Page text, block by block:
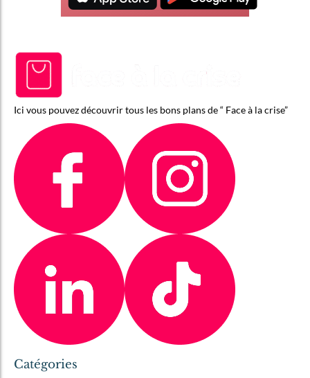
Ici vous pouvez découvrir tous les bons plans de “ Face à la crise”
Catégories